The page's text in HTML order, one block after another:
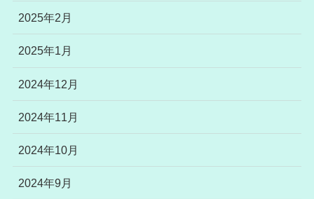
2025年2月
2025年1月
2024年12月
2024年11月
2024年10月
2024年9月